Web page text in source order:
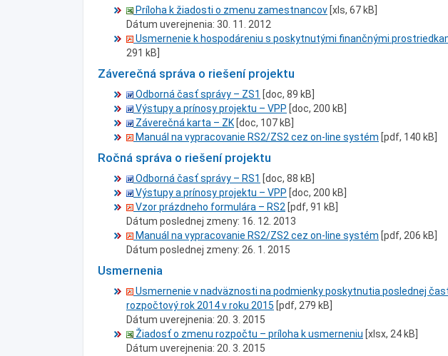
Príloha k žiadosti o zmenu zamestnancov [xls, 67 kB]
Dátum uverejnenia: 30. 11. 2012
Usmernenie k hospodáreniu s poskytnutými finančnými
291 kB]
Záverečná správa o riešení projektu
Odborná časť správy – ZS1 [doc, 89 kB]
Výstupy a prínosy projektu – VPP [doc, 200 kB]
Záverečná karta – ZK [doc, 107 kB]
Manuál na vypracovanie RS2/ZS2 cez on-line systém [pdf, 140 kB]
Ročná správa o riešení projektu
Odborná časť správy – RS1 [doc, 88 kB]
Výstupy a prínosy projektu – VPP [doc, 200 kB]
Vzor prázdneho formulára – RS2 [pdf, 91 kB]
Dátum poslednej zmeny: 16. 12. 2013
Manuál na vypracovanie RS2/ZS2 cez on-line systém [pdf, 206 kB]
Dátum poslednej zmeny: 26. 1. 2015
Usmernenia
Usmernenie v nadväznosti na podmienky poskytnutia poslednej
rozpočtový rok 2014 v roku 2015 [pdf, 279 kB]
Dátum uverejnenia: 20. 3. 2015
Žiadosť o zmenu rozpočtu – príloha k usmerneniu [xlsx, 24 kB]
Dátum uverejnenia: 20. 3. 2015